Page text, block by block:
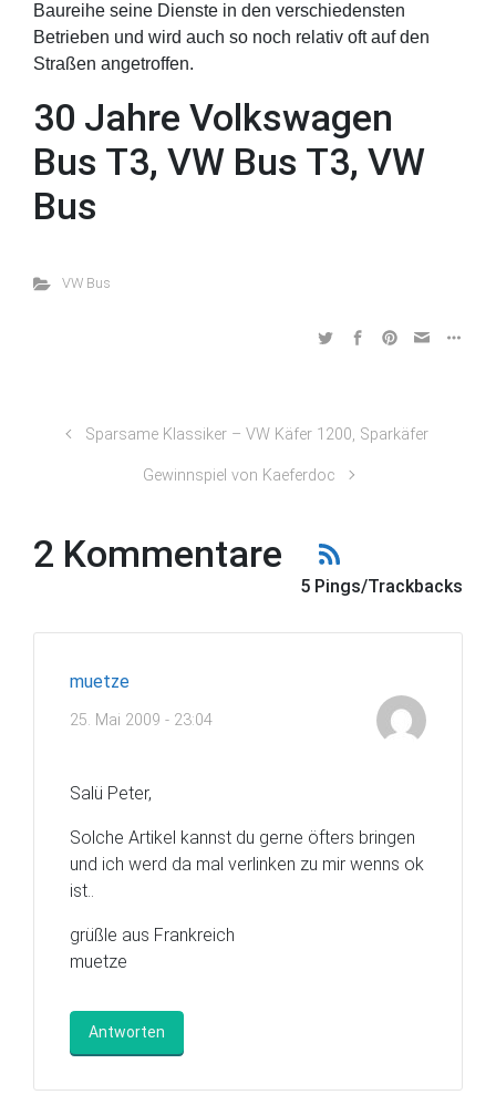
Baureihe seine Dienste in den verschiedensten
Betrieben und wird auch so noch relativ oft auf den
Straßen angetroffen.
30 Jahre Volkswagen
Bus T3, VW Bus T3, VW
Bus
VW Bus
Sparsame Klassiker – VW Käfer 1200, Sparkäfer
Gewinnspiel von Kaeferdoc
2 Kommentare
5 Pings/Trackbacks
muetze
25. Mai 2009 - 23:04
Salü Peter,
Solche Artikel kannst du gerne öfters bringen
und ich werd da mal verlinken zu mir wenns ok
ist..
grüßle aus Frankreich
muetze
Antworten